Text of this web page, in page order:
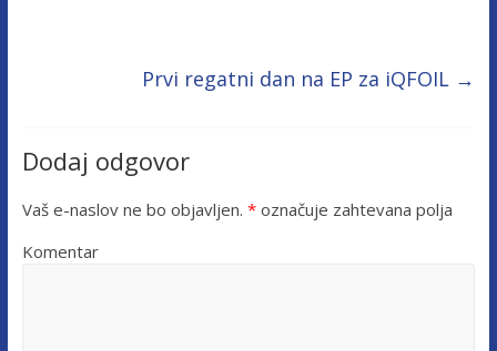
Prvi regatni dan na EP za iQFOIL →
Dodaj odgovor
Vaš e-naslov ne bo objavljen. *označuje zahtevana polja
Komentar